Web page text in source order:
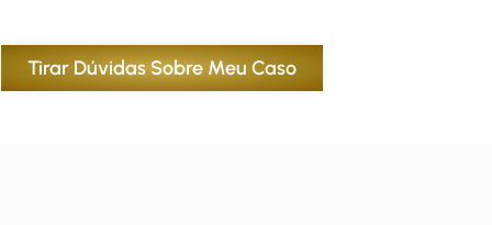
Tirar Dúvidas Sobre Meu Caso